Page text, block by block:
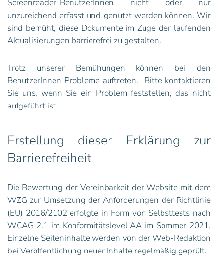
Screenreader-BenutzerInnen nicht oder nur
unzureichend erfasst und genutzt werden können. Wir
sind bemüht, diese Dokumente im Zuge der laufenden
Aktualisierungen barrierefrei zu gestalten.
Trotz unserer Bemühungen können bei den
BenutzerInnen Probleme auftreten. Bitte kontaktieren
Sie uns, wenn Sie ein Problem feststellen, das nicht
aufgeführt ist.
Erstellung dieser Erklärung zur
Barrierefreiheit
Die Bewertung der Vereinbarkeit der Website mit dem
WZG zur Umsetzung der Anforderungen der Richtlinie
(EU) 2016/2102 erfolgte in Form von Selbsttests nach
WCAG 2.1 im Konformitätslevel AA im Sommer 2021.
Einzelne Seiteninhalte werden von der Web-Redaktion
bei Veröffentlichung neuer Inhalte regelmäßig geprüft.